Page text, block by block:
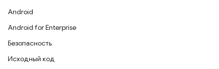
Android
Android for Enterprise
Безопасность
Исходный код